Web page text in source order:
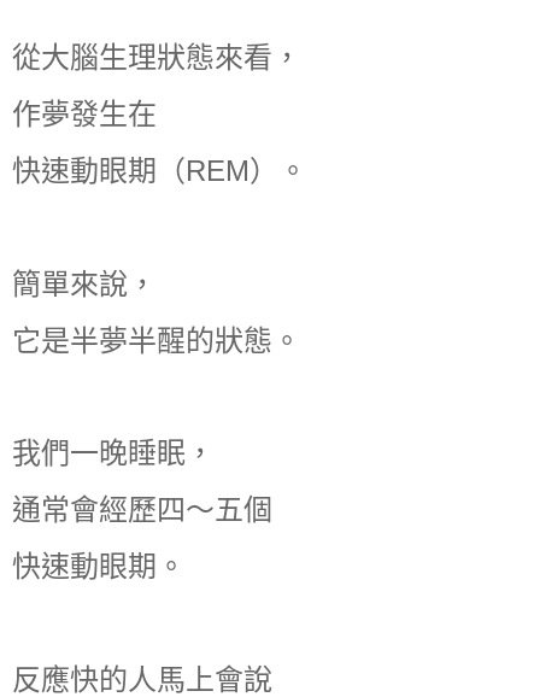
從大腦生理狀態來看，
作夢發生在
快速動眼期（REM）。
簡單來說，
它是半夢半醒的狀態。
我們一晚睡眠，
通常會經歷四～五個
快速動眼期。
反應快的人馬上會說